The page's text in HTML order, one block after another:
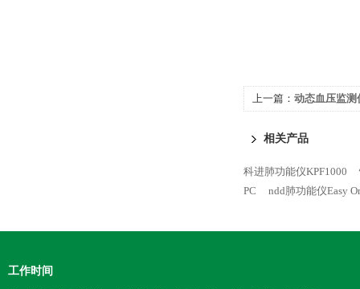
上一篇： 动态血压监测
相关产品
科进肺功能仪KPF1000
PC
ndd肺功能仪Easy
工作时间